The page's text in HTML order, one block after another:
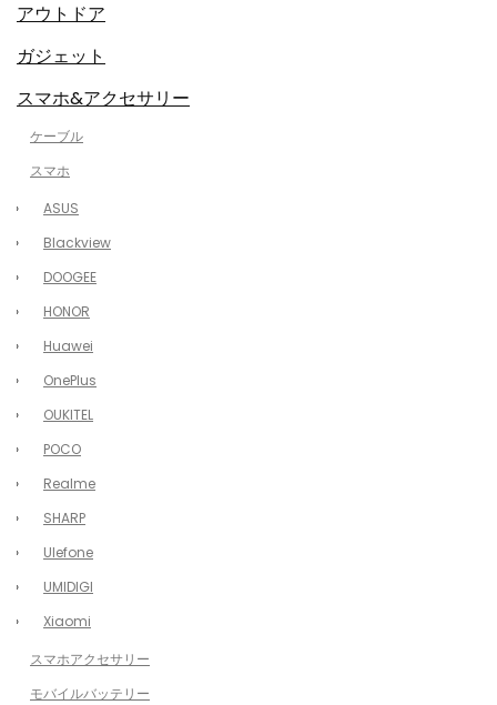
アウトドア
ガジェット
スマホ&アクセサリー
ケーブル
スマホ
ASUS
Blackview
DOOGEE
HONOR
Huawei
OnePlus
OUKITEL
POCO
Realme
SHARP
Ulefone
UMIDIGI
Xiaomi
スマホアクセサリー
モバイルバッテリー